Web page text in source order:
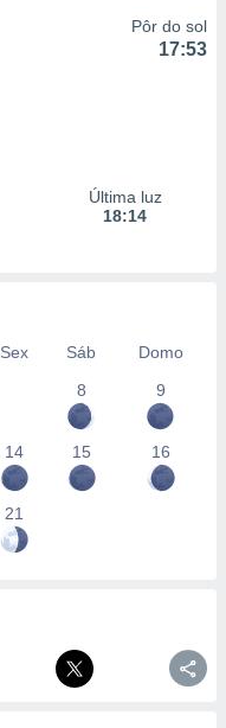
Pôr do sol
17:53
Última luz
18:14
Sex Sáb
Domo
8
9
14 15 16
21